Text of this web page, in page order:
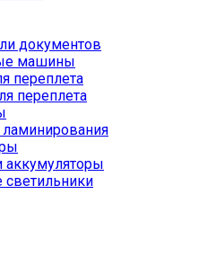
документов
машины
переплета
переплета
аккумуляторы
светильники